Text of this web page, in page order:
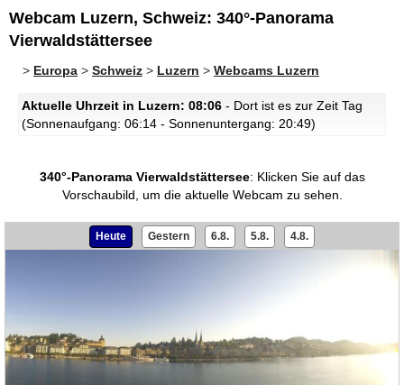
Webcam Luzern, Schweiz: 340°-Panorama
Vierwaldstättersee
> Europa > Schweiz > Luzern > Webcams Luzern
Aktuelle Uhrzeit in Luzern: 08:06 - Dort ist es zur Zeit Tag
(Sonnenaufgang: 06:14 - Sonnenuntergang: 20:49)
340°-Panorama Vierwaldstättersee: Klicken Sie auf das
Vorschaubild, um die aktuelle Webcam zu sehen.
Heute Gestern 6.8. 5.8. 4.8.